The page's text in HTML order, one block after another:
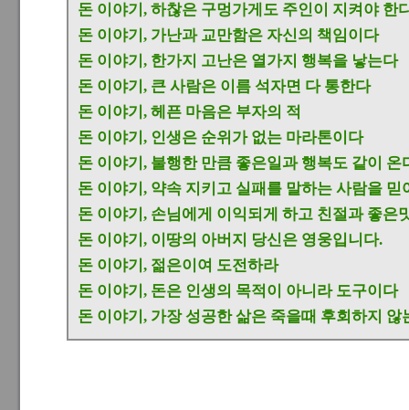
돈 이야기, 하찮은 구멍가게도 주인이 지켜야 한
돈 이야기, 가난과 교만함은 자신의 책임이다
돈 이야기, 한가지 고난은 열가지 행복을 낳는다
돈 이야기, 큰 사람은 이름 석자면 다 통한다
돈 이야기, 헤픈 마음은 부자의 적
돈 이야기, 인생은 순위가 없는 마라톤이다
돈 이야기, 불행한 만큼 좋은일과 행복도 같이 온
돈 이야기, 약속 지키고 실패를 말하는 사람을 믿
돈 이야기, 손님에게 이익되게 하고 친절과 좋은
돈 이야기, 이땅의 아버지 당신은 영웅입니다.
돈 이야기, 젊은이여 도전하라
돈 이야기, 돈은 인생의 목적이 아니라 도구이다
돈 이야기, 가장 성공한 삶은 죽을때 후회하지 않